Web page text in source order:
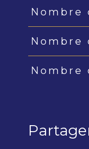
Nombre
Nombre
Nombre